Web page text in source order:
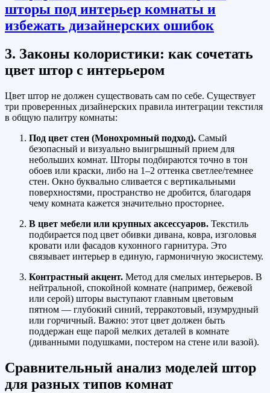
3. Законы колористики: как сочетать
цвет штор с интерьером
Цвет штор не должен существовать сам по себе. Существует
три проверенных дизайнерских правила интеграции текстиля
в общую палитру комнаты:
Под цвет стен (Монохромный подход). Самый
безопасный и визуально выигрышный прием для
небольших комнат. Шторы подбираются точно в тон
обоев или краски, либо на 1–2 оттенка светлее/темнее
стен. Окно буквально сливается с вертикальными
поверхностями, пространство не дробится, благодаря
чему комната кажется значительно просторнее.
В цвет мебели или крупных аксессуаров. Текстиль
подбирается под цвет обивки дивана, ковра, изголовья
кровати или фасадов кухонного гарнитура. Это
связывает интерьер в единую, гармоничную экосистему.
Контрастный акцент. Метод для смелых интерьеров. В
нейтральной, спокойной комнате (например, бежевой
или серой) шторы выступают главным цветовым
пятном — глубокий синий, терракотовый, изумрудный
или горчичный. Важно: этот цвет должен быть
поддержан еще парой мелких деталей в комнате
(диванными подушками, постером на стене или вазой).
Сравнительный анализ моделей штор
для разных типов комнат